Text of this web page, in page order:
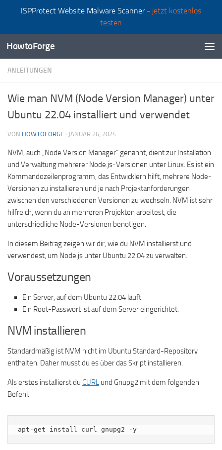
ISPProtect Website Malware Scanner - jetzt kostenlos
testen
Zum Inhalt springen
HowtoForge
ANLEITUNGEN
Wie man NVM (Node Version Manager) unter
Ubuntu 22.04 installiert und verwendet
VON HOWTOFORGE · JANUAR 26, 2024
NVM, auch „Node Version Manager“ genannt, dient zur Installation
und Verwaltung mehrerer Node.js-Versionen unter Linux. Es ist ein
Kommandozeilenprogramm, das Entwicklern hilft, mehrere Node-
Versionen zu installieren und je nach Projektanforderungen
zwischen den verschiedenen Versionen zu wechseln. NVM ist sehr
hilfreich, wenn du an mehreren Projekten arbeitest, die
unterschiedliche Node-Versionen benötigen.
In diesem Beitrag zeigen wir dir, wie du NVM installierst und
verwendest, um Node.js unter Ubuntu 22.04 zu verwalten.
Voraussetzungen
Ein Server, auf dem Ubuntu 22.04 läuft.
Ein Root-Passwort ist auf dem Server eingerichtet.
NVM installieren
Standardmäßig ist NVM nicht im Ubuntu Standard-Repository
enthalten. Daher musst du es über das Skript installieren.
Als erstes installierst du CURL und Gnupg2 mit dem folgenden
Befehl:
apt-get install curl gnupg2 -y